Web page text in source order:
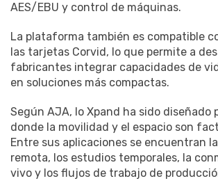
AES/EBU y control de máquinas.
La plataforma también es compatible
las tarjetas Corvid, lo que permite a
fabricantes integrar capacidades de
en soluciones más compactas.
Según AJA, Io Xpand ha sido diseñado
donde la movilidad y el espacio son
Entre sus aplicaciones se encuentran
remota, los estudios temporales, la
vivo y los flujos de trabajo de